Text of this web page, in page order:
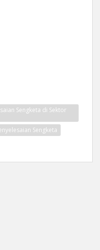
Sengketa di Sektor
Sengketa